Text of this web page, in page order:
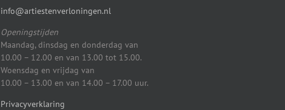
info@artiestenverloningen.nl
Openingstijden
Maandag, dinsdag en donderdag van
10.00 – 12.00 en van 13.00 tot 15.00.
Woensdag en vrijdag van
10.00 – 13.00 en van 14.00 – 17.00 uur.
Privacyverklaring